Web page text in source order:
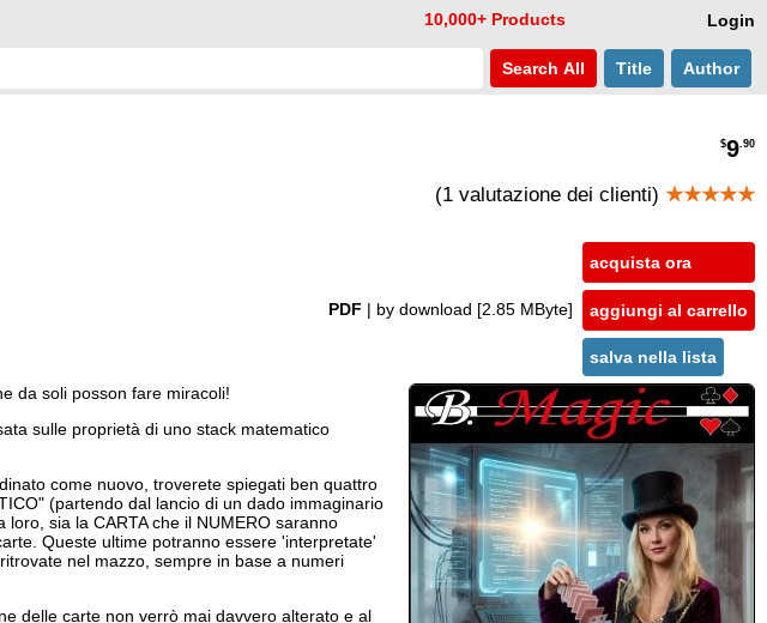
Login
10,000+ Products
Search All Title Author
$9.90
(1 valutazione dei clienti) ★★★★★
PDF | by download [2.85 MByte]
acquista ora
aggiungi al carrello
salva nella lista
da soli posson fare miracoli!
sulle proprietà di uno stack matematico
come nuovo, troverete spiegati ben quattro
(partendo dal lancio di un dado immaginario
sia la CARTA che il NUMERO saranno
Queste ultime potranno essere 'interpretate'
nel mazzo, sempre in base a numeri
delle carte non verrò mai davvero alterato e al